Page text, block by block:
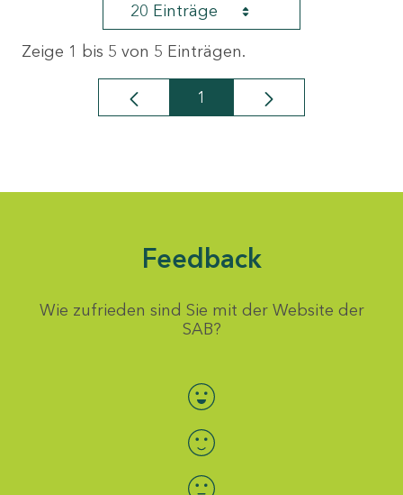
20 Einträge
Zeige 1 bis 5 von 5 Einträgen.
Seite
1
Feedback
Wie zufrieden sind Sie mit der Website der
SAB?
Bewertung auswählen